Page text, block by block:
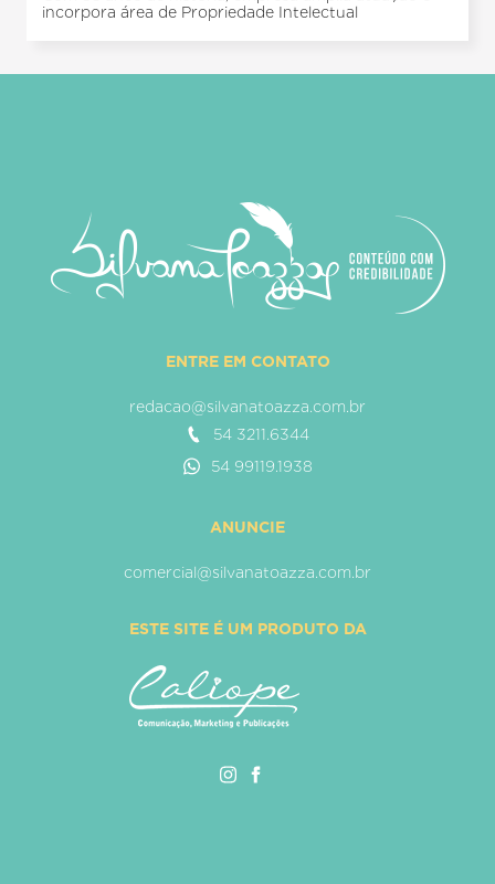
incorpora área de Propriedade Intelectual
ENTRE EM CONTATO
redacao@silvanatoazza.com.br
54 3211.6344
54 99119.1938
ANUNCIE
comercial@silvanatoazza.com.br
ESTE SITE É UM PRODUTO DA